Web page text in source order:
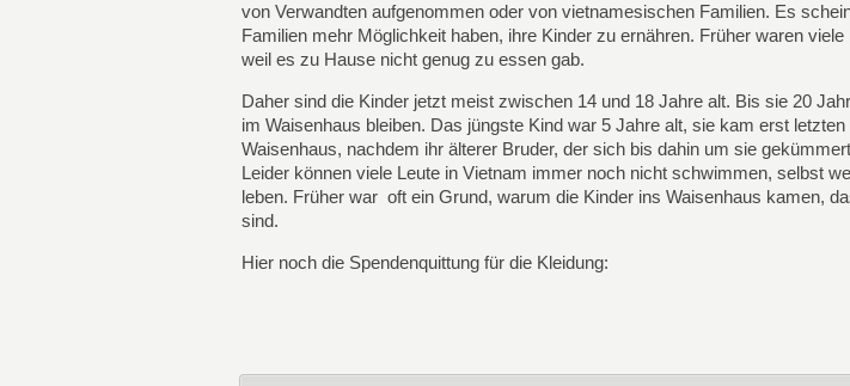
von Verwandten aufgenommen oder von vietnamesischen Familien. Es
Familien mehr Möglichkeit haben, ihre Kinder zu ernähren. Früher waren
weil es zu Hause nicht genug zu essen gab.
Daher sind die Kinder jetzt meist zwischen 14 und 18 Jahre alt. Bis sie 20
im Waisenhaus bleiben. Das jüngste Kind war 5 Jahre alt, sie kam erst
Waisenhaus, nachdem ihr älterer Bruder, der sich bis dahin um sie
Leider können viele Leute in Vietnam immer noch nicht schwimmen, selbst
leben. Früher war oft ein Grund, warum die Kinder ins Waisenhaus kamen,
sind.
Hier noch die Spendenquittung für die Kleidung: